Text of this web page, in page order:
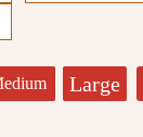
Large